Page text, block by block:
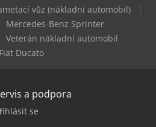
vůz (nákladní automobil)
Mercedes-Benz Sprinter
Veterán nákladní automobil
Fiat Ducato
a podpora
se